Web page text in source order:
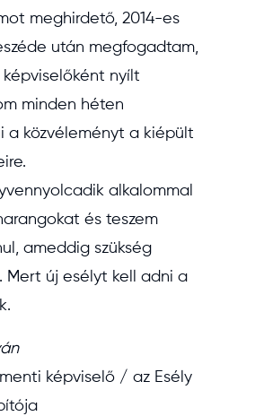
meghirdető, 2014-es
után megfogadtam,
nyílt
minden héten
a közvéleményt a kiépült
alkalommal
és teszem
ameddig szükség
Mert új esélyt kell adni a
képviselő / az Esély